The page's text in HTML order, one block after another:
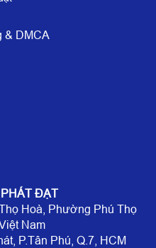
ĐẠT
Hoà, Phường Phú Thọ
Nam
P.Tân Phú, Q.7, HCM